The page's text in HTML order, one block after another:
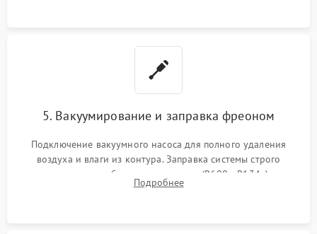
5. Вакуумирование и заправка фреоном
Подключение вакуумного насоса для полного удаления
воздуха и влаги из контура. Заправка системы строго
дозированным объемом хладагента (R600a, R134a) по
электронным весам. Контроль рабочего давления в системе.
Подробнее